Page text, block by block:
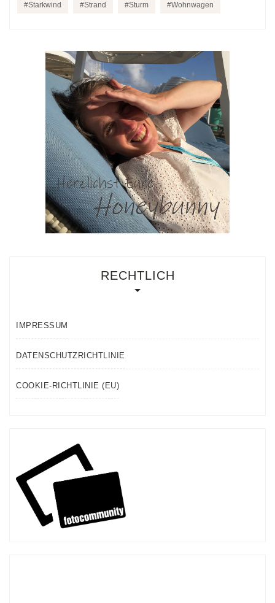
Starkwind Strand Sturm Wohnwagen
RECHTLICH
IMPRESSUM
DATENSCHUTZRICHTLINIE
COOKIE-RICHTLINIE (EU)